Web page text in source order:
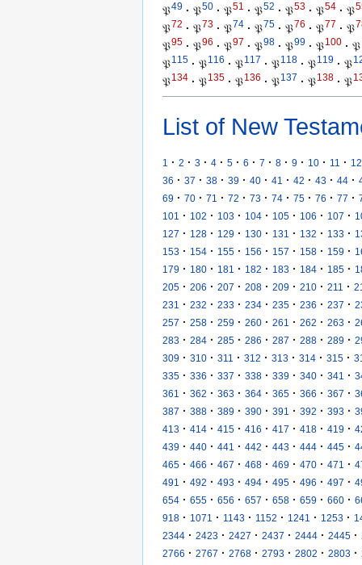
𝔓49 · 𝔓50 · 𝔓51 · 𝔓52 · 𝔓53 · 𝔓54 · 𝔓
𝔓72 · 𝔓73 · 𝔓74 · 𝔓75 · 𝔓76 · 𝔓77 · 𝔓
𝔓95 · 𝔓96 · 𝔓97 · 𝔓98 · 𝔓99 · 𝔓100 · 𝔓
𝔓115 · 𝔓116 · 𝔓117 · 𝔓118 · 𝔓119 · 𝔓
𝔓134 · 𝔓135 · 𝔓136 · 𝔓137 · 𝔓138 · 𝔓
List of New
1 · 2 · 3 · 4 · 5 · 6 · 7 · 8 · 9 · 10 · 11 · 12
36 · 37 · 38 · 39 · 40 · 41 · 42 · 43 · 44 ·
69 · 70 · 71 · 72 · 73 · 74 · 75 · 76 · 77 ·
101
· 102 · 103 · 104 · 105 · 106 · 107 ·
127 · 128 · 129 · 130 · 131 · 132 · 133 ·
153 · 154 · 155 · 156 · 157 · 158 · 159 ·
179 · 180 · 181 · 182 · 183 · 184 · 185 ·
205 · 206 · 207 · 208 · 209 · 210 · 211 ·
231
· 232 · 233 · 234 · 235 · 236 · 237 ·
257 · 258 · 259 · 260 · 261 · 262 · 263 ·
283 · 284 · 285 · 286 · 287 · 288 · 289 ·
309 · 310 · 311 · 312 · 313 · 314 · 315 ·
335 · 336 · 337 · 338 · 339 · 340 · 341 ·
361
· 362 · 363 · 364 · 365 · 366 · 367 ·
387 · 388 · 389 · 390 · 391 · 392 · 393 ·
413 · 414 · 415 · 416 · 417 · 418 · 419 ·
439 · 440 · 441 · 442 · 443 · 444 · 445 ·
465 · 466 · 467 · 468 · 469 · 470 · 471 ·
491
· 492 · 493 · 494 · 495 · 496 · 497 ·
654 · 655 · 656 · 657 · 658 · 659 · 660 ·
918 · 1071 · 1143 · 1152 · 1241 · 1253 ·
2344 · 2423 · 2427 · 2437 · 2444 · 2445 ·
2766 · 2767 · 2768 · 2793 · 2802 · 2803 ·